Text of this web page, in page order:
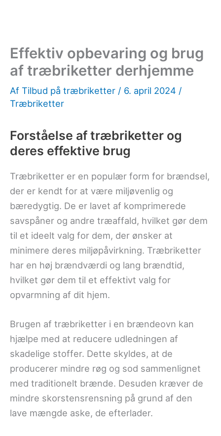
Effektiv opbevaring og brug
af træbriketter derhjemme
Af Tilbud på træbriketter / 6. april 2024 /
Træbriketter
Forståelse af træbriketter og
deres effektive brug
Træbriketter er en populær form for brændsel,
der er kendt for at være miljøvenlig og
bæredygtig. De er lavet af komprimerede
savspåner og andre træaffald, hvilket gør dem
til et ideelt valg for dem, der ønsker at
minimere deres miljøpåvirkning. Træbriketter
har en høj brændværdi og lang brændtid,
hvilket gør dem til et effektivt valg for
opvarmning af dit hjem.
Brugen af træbriketter i en brændeovn kan
hjælpe med at reducere udledningen af
skadelige stoffer. Dette skyldes, at de
producerer mindre røg og sod sammenlignet
med traditionelt brænde. Desuden kræver de
mindre skorstensrensning på grund af den
lave mængde aske, de efterlader.